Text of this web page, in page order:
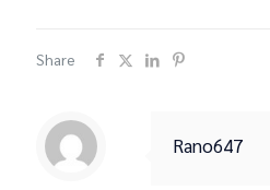
Share
Rano647